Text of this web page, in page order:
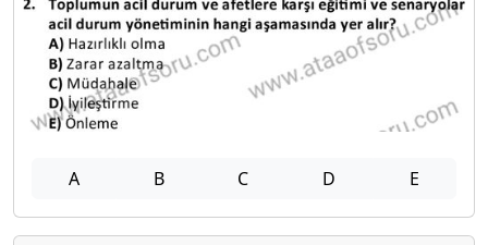
A B C D E